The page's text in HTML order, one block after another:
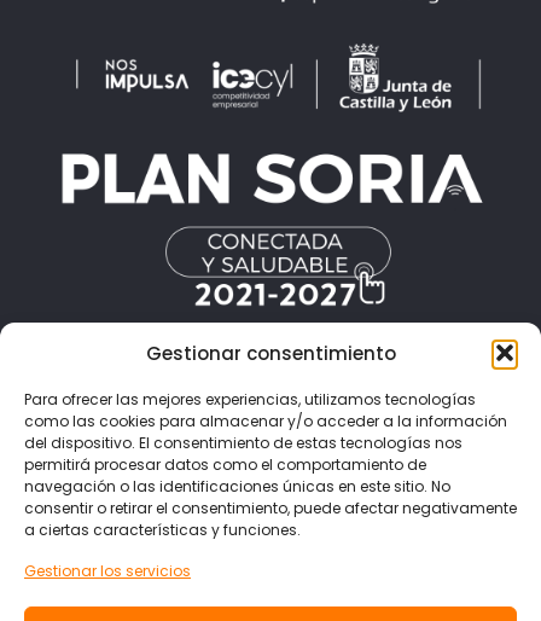
Gestionar consentimiento
Para ofrecer las mejores experiencias, utilizamos tecnologías
como las cookies para almacenar y/o acceder a la información
del dispositivo. El consentimiento de estas tecnologías nos
permitirá procesar datos como el comportamiento de
navegación o las identificaciones únicas en este sitio. No
consentir o retirar el consentimiento, puede afectar negativamente
a ciertas características y funciones.
Gestionar los servicios
Resuelve tus dudas
Puedes contactar con nosotros planteándonos tus
dudas a través del correo electrónico
fernando.rubio@cesefor.comen el teléfono 975 212
453 o completando el siguiente formulario.
Tu nombre